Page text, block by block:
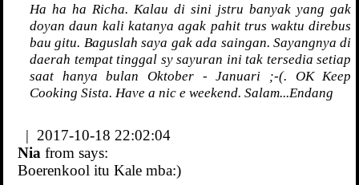
Ha ha ha Richa. Kalau di sini jstru banyak yang gak
doyan daun kali katanya agak pahit trus waktu direbus
bau gitu. Baguslah saya gak ada saingan. Sayangnya di
daerah tempat tinggal sy sayuran ini tak tersedia setiap
saat hanya bulan Oktober - Januari ;-(. OK Keep
Cooking Sista. Have a nic e weekend. Salam...Endang
| 2017-10-18 22:02:04
Nia from says:
Boerenkool itu Kale mba:)